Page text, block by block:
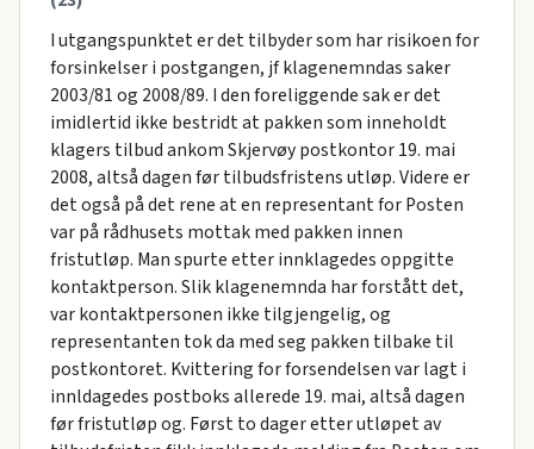
I utgangspunktet er det tilbyder som har risikoen for
forsinkelser i postgangen, jf klagenemndas saker
2003/81 og 2008/89. I den foreliggende sak er det
imidlertid ikke bestridt at pakken som inneholdt
klagers tilbud ankom Skjervøy postkontor 19. mai
2008, altså dagen før tilbudsfristens utløp. Videre er
det også på det rene at en representant for Posten
var på rådhusets mottak med pakken innen
fristutløp. Man spurte etter innklagedes oppgitte
kontaktperson. Slik klagenemnda har forstått det,
var kontaktpersonen ikke tilgjengelig, og
representanten tok da med seg pakken tilbake til
postkontoret. Kvittering for forsendelsen var lagt i
innldagedes postboks allerede 19. mai, altså dagen
før fristutløp og. Først to dager etter utløpet av